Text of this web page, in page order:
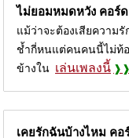
ไม่ยอมหมดหวัง คอร์ด
แม้ว่าจะต้องเสียความ
ช้ำกี่หนแต่คนคนนี้ไม่ท้
ข้างใน เล่นเพลงนี้
เคยรักฉันบ้างไหม คอ